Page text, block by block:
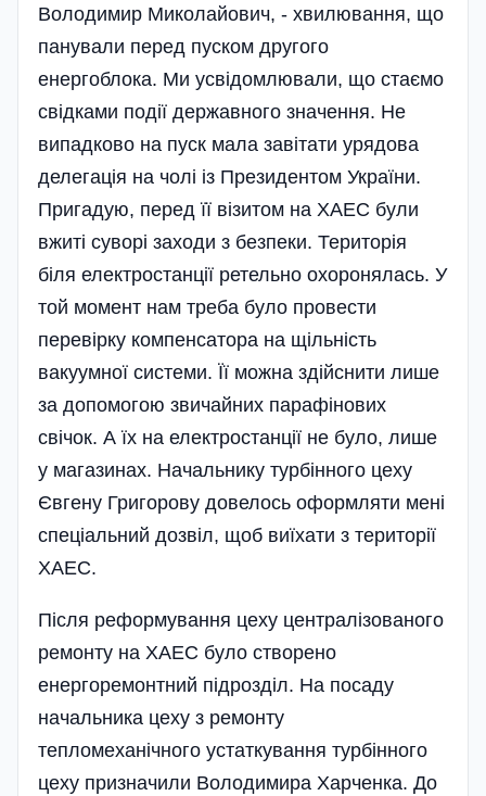
Володимир Миколайович, - хвилювання, що
панували перед пуском другого
енергоблока. Ми усвідомлювали, що стаємо
свідками події державного значення. Не
випадково на пуск мала завітати урядова
делегація на чолі із Президентом України.
Пригадую, перед її візитом на ХАЕС були
вжиті суворі заходи з безпеки. Територія
біля електростанції ретельно охоронялась. У
той момент нам треба було провести
перевірку компенсатора на щільність
вакуумної системи. Її можна здійснити лише
за допомогою звичайних парафінових
свічок. А їх на електростанції не було, лише
у магазинах. Начальнику турбінного цеху
Євгену Григорову довелось оформляти мені
спеціальний дозвіл, щоб виїхати з території
ХАЕС.
Після реформування цеху централізованого
ремонту на ХАЕС було створено
енергоремонтний підрозділ. На посаду
начальника цеху з ремон­ту
тепломеханічного устаткування турбінного
цеху призначили Володимира Харченка. До